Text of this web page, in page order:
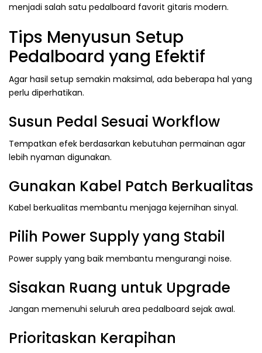
menjadi salah satu pedalboard favorit gitaris modern.
Tips Menyusun Setup
Pedalboard yang Efektif
Agar hasil setup semakin maksimal, ada beberapa hal yang
perlu diperhatikan.
Susun Pedal Sesuai Workflow
Tempatkan efek berdasarkan kebutuhan permainan agar
lebih nyaman digunakan.
Gunakan Kabel Patch Berkualitas
Kabel berkualitas membantu menjaga kejernihan sinyal.
Pilih Power Supply yang Stabil
Power supply yang baik membantu mengurangi noise.
Sisakan Ruang untuk Upgrade
Jangan memenuhi seluruh area pedalboard sejak awal.
Prioritaskan Kerapihan